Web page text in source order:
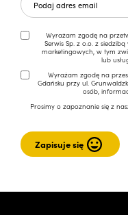
Wyrażam zgodę na
Serwis Sp. z o.o. z
marketingowych, w tym
lub
Wyrażam zgodę na
Gdańsku przy ul.
osób,
Prosimy o zapoznanie się z